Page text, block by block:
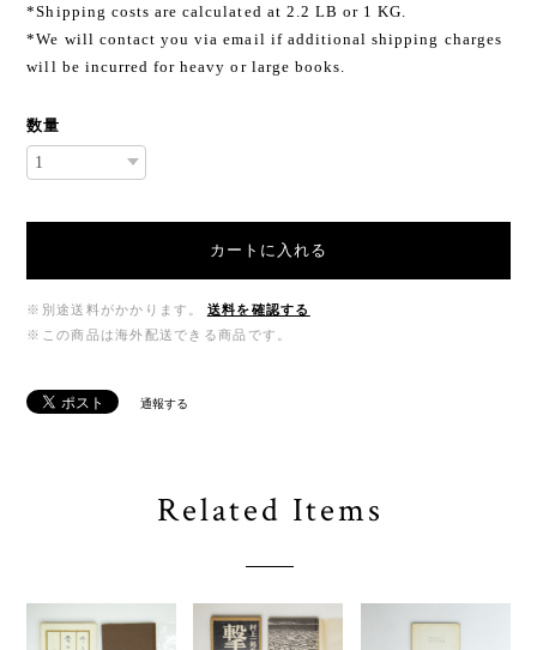
*Shipping costs are calculated at 2.2 LB or 1 KG.
*We will contact you via email if additional shipping charges
will be incurred for heavy or large books.
数量
カートに入れる
※別途送料がかかります。
送料を確認する
※この商品は海外配送できる商品です。
通報する
Related Items